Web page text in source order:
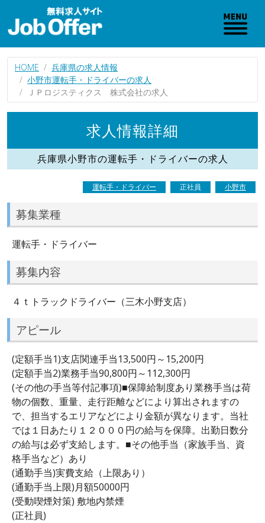
HOME
兵庫県の求人情報
小野市運転手・ドライバーの求人
ＪＰロジスティクス 株式会社の求人
求人情報詳細
兵庫県小野市の運転手・ドライバーの求人
運転手・ドライバー 正社員 小野市
募集業種
運転手・ドライバー
募集内容
４ｔトラックドライバー（三木小野支店）
アピール
(定額手当1)支店関連手当13,500円～15,200円
(定額手当2)業務手当90,800円～112,300円
(その他の手当等付記事項)■保障給制度あり業務手当は荷
物の個数、重量、走行距離などにより算出されますの
で、担当するエリアなどにより金額が異なります。当社
では１日あたり１２０００円の給与を保障。出勤日数分
の給与は必ず支給します。■その他手当（家族手当、資
格手当など）あり
(通勤手当)実費支給（上限あり）
(通勤手当上限)月額50000円
(受動喫煙対策) 敷地内禁煙
(正社員)